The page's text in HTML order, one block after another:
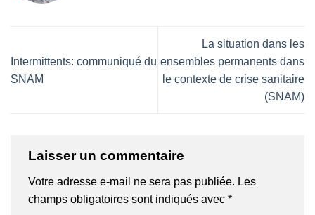
Intermittents: communiqué du
SNAM
La situation dans les
ensembles permanents dans
le contexte de crise sanitaire
(SNAM)
Laisser un commentaire
Votre adresse e-mail ne sera pas publiée. Les
champs obligatoires sont indiqués avec *